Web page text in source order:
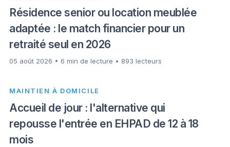
Résidence senior ou location meublée
adaptée : le match financier pour un
retraité seul en 2026
05 août 2026 • 6 min de lecture • 893 lecteurs
MAINTIEN À DOMICILE
Accueil de jour : l'alternative qui
repousse l'entrée en EHPAD de 12 à 18
mois